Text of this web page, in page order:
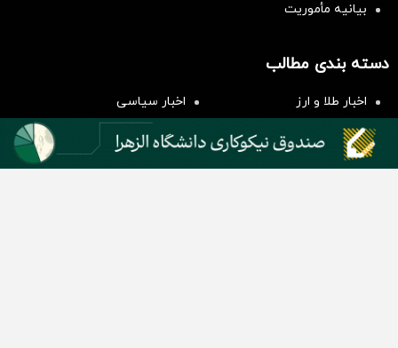
بیانیه مأموریت
دسته بندی مطالب
اخبار طلا و ارز
اخبار سیاسی
اخبار بورس
اخبار مسکن
اخبار خودرو
اخبار تکنولوژی